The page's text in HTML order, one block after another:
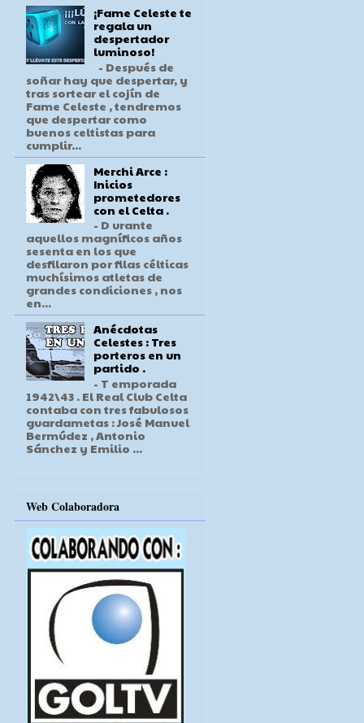
¡Fame Celeste te
regala un
despertador
luminoso!
- Después de
soñar hay que despertar, y
tras sortear el cojín de
Fame Celeste , tendremos
que despertar como
buenos celtistas para
cumplir...
Merchi Arce :
Inicios
prometedores
con el Celta .
- D urante
aquellos magníficos años
sesenta en los que
desfilaron por filas célticas
muchísimos atletas de
grandes condiciones , nos
en...
Anécdotas
Celestes : Tres
porteros en un
partido .
- T emporada
1942\43 . El Real Club Celta
contaba con tres fabulosos
guardametas : José Manuel
Bermúdez , Antonio
Sánchez y Emilio ...
Web Colaboradora